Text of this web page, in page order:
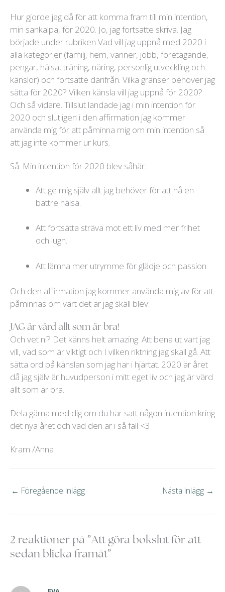
Hur gjorde jag då för att komma fram till min intention,
min sankalpa, för 2020. Jo, jag fortsatte skriva. Jag
började under rubriken Vad vill jag uppnå med 2020 i
alla kategorier (familj, hem, vänner, jobb, företagande,
pengar, hälsa, träning, näring, personlig utveckling och
känslor) och fortsatte därifrån. Vilka gränser behöver jag
sätta för 2020? Vilken känsla vill jag uppnå för 2020?
Och så vidare. Tillslut landade jag i min intention för
2020 och slutligen i den affirmation jag kommer
använda mig för att påminna mig om min intention så
att jag inte kommer ur kurs.
Så. Min intention för 2020 blev såhär:
Att ge mig själv allt jag behöver för att nå en
bättre hälsa.
Att fortsätta sträva mot ett liv med mer frihet
och lugn.
Att lämna mer utrymme för glädje och passion.
Och den affirmation jag kommer använda mig av för att
påminnas om vart det är jag skall blev:
JAG är värd allt som är bra!
Och vet ni? Det känns helt amazing. Att bena ut vart jag
vill, vad som är viktigt och I vilken riktning jag skall gå. Att
sätta ord på känslan som jag har i hjärtat. 2020 är året
då jag själv är huvudperson i mitt eget liv och jag är värd
allt som är bra.
Dela gärna med dig om du har satt någon intention kring
det nya året och vad den är i så fall <3
Kram /Anna
← Föregående Inlägg Nästa Inlägg →
2 reaktioner på ”Att göra bokslut för att
sedan blicka framåt”